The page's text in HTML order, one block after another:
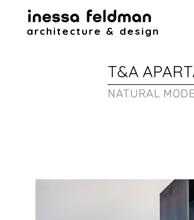
architecture & design
T&A
NATURAL